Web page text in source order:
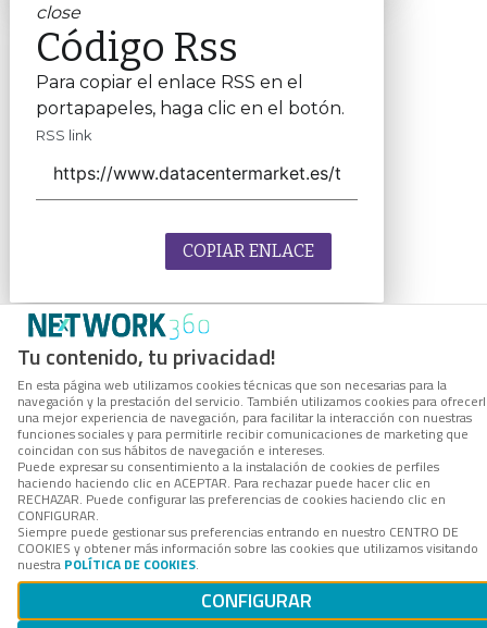
Tu contenido, tu privacidad!
En esta página web utilizamos cookies técnicas que son necesarias para la
navegación y la prestación del servicio. También utilizamos cookies para
una mejor experiencia de navegación, para facilitar la interacción con nuestras
funciones sociales y para permitirle recibir comunicaciones de marketing que
coincidan con sus hábitos de navegación e intereses.
Puede expresar su consentimiento a la instalación de cookies de perfiles
haciendo haciendo clic en ACEPTAR. Para rechazar puede hacer clic en
RECHAZAR. Puede configurar las preferencias de cookies haciendo clic en
CONFIGURAR.
Siempre puede gestionar sus preferencias entrando en nuestro CENTRO DE
COOKIES y obtener más información sobre las cookies que utilizamos visitando
nuestra POLÍTICA DE COOKIES.
CONFIGURAR
close
Código Rss
Para copiar el enlace RSS en el
portapapeles, haga clic en el botón.
RSS link
COPIAR ENLACE